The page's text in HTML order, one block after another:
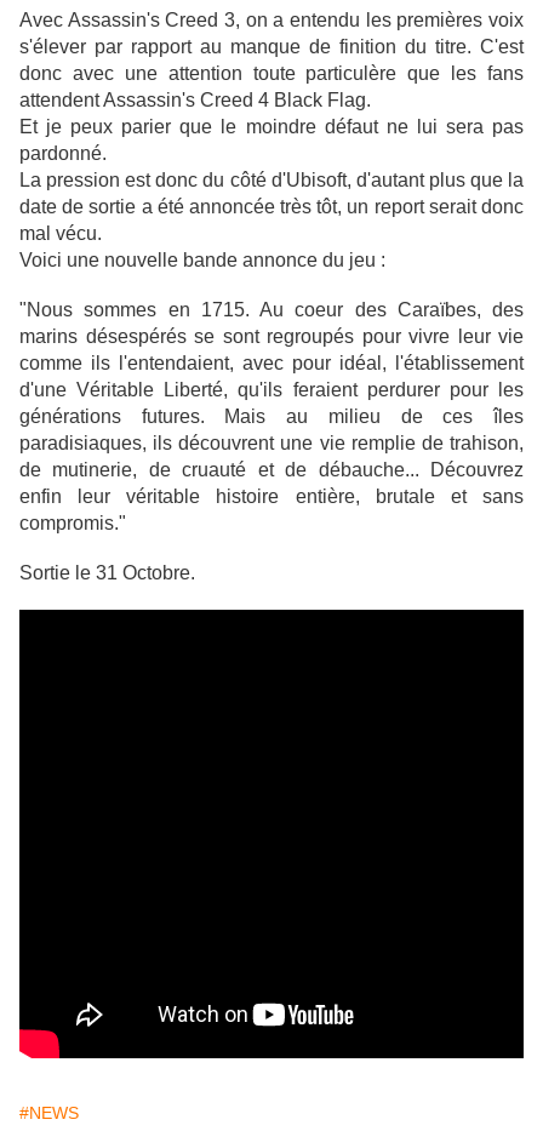
Avec Assassin's Creed 3, on a entendu les premières voix
s'élever par rapport au manque de finition du titre. C'est
donc avec une attention toute particulère que les fans
attendent Assassin's Creed 4 Black Flag.
Et je peux parier que le moindre défaut ne lui sera pas
pardonné.
La pression est donc du côté d'Ubisoft, d'autant plus que la
date de sortie a été annoncée très tôt, un report serait donc
mal vécu.
Voici une nouvelle bande annonce du jeu :
"Nous sommes en 1715. Au coeur des Caraïbes, des
marins désespérés se sont regroupés pour vivre leur vie
comme ils l'entendaient, avec pour idéal, l'établissement
d'une Véritable Liberté, qu'ils feraient perdurer pour les
générations futures. Mais au milieu de ces îles
paradisiaques, ils découvrent une vie remplie de trahison,
de mutinerie, de cruauté et de débauche... Découvrez
enfin leur véritable histoire entière, brutale et sans
compromis."
Sortie le 31 Octobre.
#NEWS